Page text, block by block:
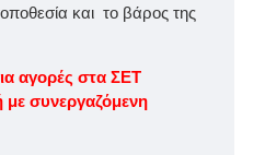
και το βάρος της
αγορές στα ΣΕΤ
συνεργαζόμενη